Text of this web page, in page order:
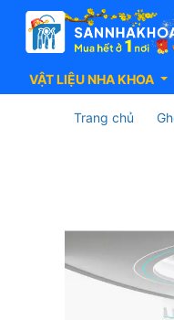
VẬT LIỆU NHA KHOA
Trang chủ
Khoa
Cao